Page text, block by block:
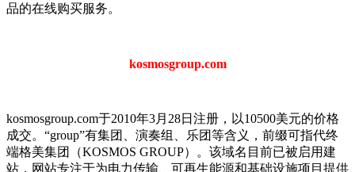
品的在线购买服务。
kosmosgroup.com
kosmosgroup.com于2010年3月28日注册，以10500美元的价格
成交。“group”有集团、演奏组、乐团等含义，前缀可指代终
端格美集团（KOSMOS GROUP）。该域名目前已被启用建
站，网站专注于为电力传输、可再生能源和基础设施项目提供